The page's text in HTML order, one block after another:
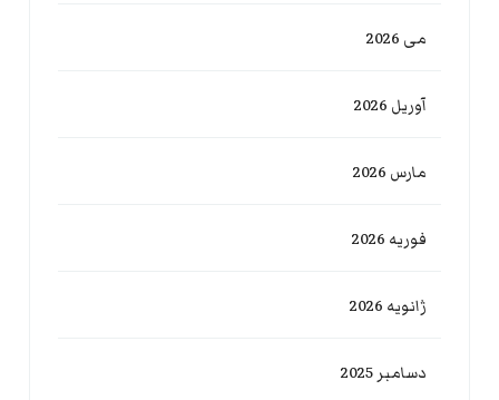
می 2026
آوریل 2026
مارس 2026
فوریه 2026
ژانویه 2026
دسامبر 2025